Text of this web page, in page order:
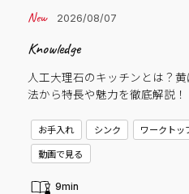
2026/08/07
Knowledge
人工大理石のキッチンとは？
法から特長や魅力を徹底解説！
お手入れ シンク ワークトッ
動画で見る
9min